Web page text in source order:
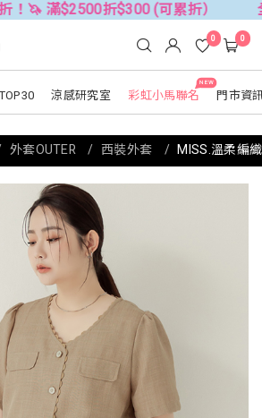
折$300 (可累折） 全館3件88
涼感研究室
NEW
彩虹小馬聯名 門市資
0 0
外套OUTER 西裝外套 MISS.溫柔編